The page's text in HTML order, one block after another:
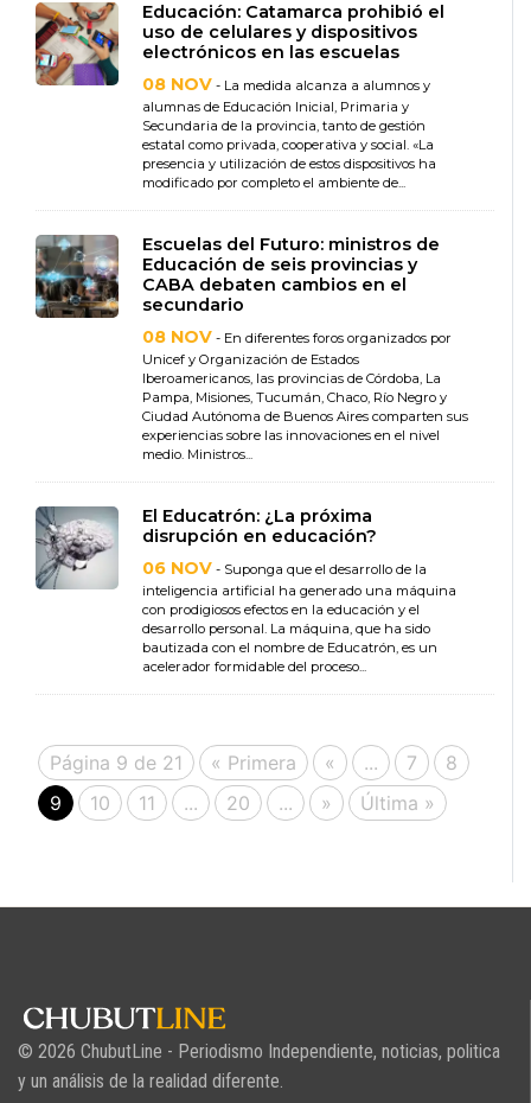
Educación: Catamarca prohibió el
uso de celulares y dispositivos
electrónicos en las escuelas
08 NOV - La medida alcanza a alumnos y
alumnas de Educación Inicial, Primaria y
Secundaria de la provincia, tanto de gestión
estatal como privada, cooperativa y social. «La
presencia y utilización de estos dispositivos ha
modificado por completo el ambiente de...
Escuelas del Futuro: ministros de
Educación de seis provincias y
CABA debaten cambios en el
secundario
08 NOV - En diferentes foros organizados por
Unicef y Organización de Estados
Iberoamericanos, las provincias de Córdoba, La
Pampa, Misiones, Tucumán, Chaco, Río Negro y
Ciudad Autónoma de Buenos Aires comparten sus
experiencias sobre las innovaciones en el nivel
medio. Ministros...
El Educatrón: ¿La próxima
disrupción en educación?
06 NOV - Suponga que el desarrollo de la
inteligencia artificial ha generado una máquina
con prodigiosos efectos en la educación y el
desarrollo personal. La máquina, que ha sido
bautizada con el nombre de Educatrón, es un
acelerador formidable del proceso...
Página 9 de 21 « Primera « ... 7
8
9
10 11 ... 20 ... » Última »
© 2026 ChubutLine - Periodismo Independiente, noticias, politica
y un análisis de la realidad diferente.